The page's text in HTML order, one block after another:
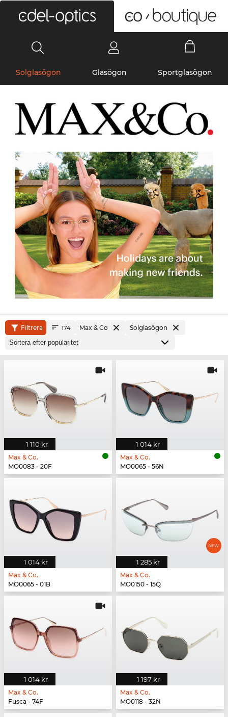
Solglasögon Glasögon Sportglasögon
Filtrera 174 Max & Co Solglasögon
1 110 kr
Max & Co.
MO0083 - 20F
1 014 kr
Max & Co.
MO0065 - 56N
1 014 kr
Max & Co.
MO0065 - 01B
1 285 kr
Max & Co.
MO0150 - 15Q
1 014 kr
Max & Co.
Fusca - 74F
1 197 kr
Max & Co.
MO0118 - 32N